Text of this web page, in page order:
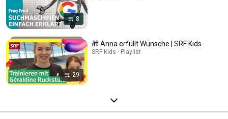
8
29
🎁 Anna erfüllt Wünsche | SRF Kids
SRF Kids · Playlist